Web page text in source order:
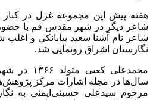
شاعر دیگر در شهر مقدس قم با
شاعر نام آشنا سعید بیابانکی و
نگارستان اشراق رونمایی شد.
محمدعلی
سال‌ها در مجله اشارات مرکز
مرحوم سیدعلی حسینی‌ایمنی به